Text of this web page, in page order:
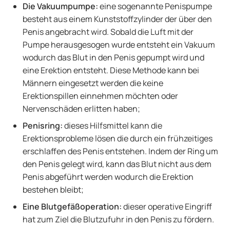
Die Vakuumpumpe:eine sogenannte Penispumpe
besteht aus einem Kunststoffzylinder der über den
Penis angebracht wird. Sobald die Luft mit der
Pumpe herausgesogen wurde entsteht ein Vakuum
wodurch das Blut in den Penis gepumpt wird und
eine Erektion entsteht. Diese Methode kann bei
Männern eingesetzt werden die keine
Erektionspillen einnehmen möchten oder
Nervenschäden erlitten haben;
Penisring:dieses Hilfsmittel kann die
Erektionsprobleme lösen die durch ein frühzeitiges
erschlaffen des Penis entstehen. Indem der Ring um
den Penis gelegt wird, kann das Blut nicht aus dem
Penis abgeführt werden wodurch die Erektion
bestehen bleibt;
Eine Blutgefäßoperation:dieser operative Eingriff
hat zum Ziel die Blutzufuhr in den Penis zu fördern.